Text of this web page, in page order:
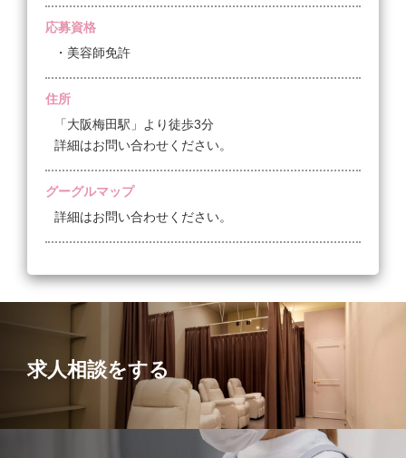
▼デビュー後
1ヶ月目 230,000円
2ヶ月目 240,000円
4ヶ月目 260,000円
6〜10ヶ月目 280,000円
10ヶ月目以降は完全歩合(最低保証給3ヶ月間250,000
円)
↓
【月額報酬】
・売上45万円以上 50％
・売上60万円以上 52％
・売上80万円以上 53％（デビュー以降2年在籍経過
10ヶ月後、歩合になるタイミングで
お休み8回〜10回、希望休自由制度も開始(^^)
＜試用期間あり＞ 1ヶ月 〜 2ヶ月 / 完全歩合 300,000
【キャリアも安心】
給与体系が明確で、基本給＋手当（技術・勤続・売
上・役職など）でしっかり還元！
個人ノルマもなし！頑張りをきちんと評価する仕組み
があります。
【企業について】
安定した経営基盤があるから、長く安心して働ける環
境です。
結婚・出産・育児を経て復帰するスタッフも多数！
応募資格
・美容師免許
住所
「大阪梅田駅」より徒歩3分
詳細はお問い合わせください。
グーグルマップ
詳細はお問い合わせください。
求人相談をする